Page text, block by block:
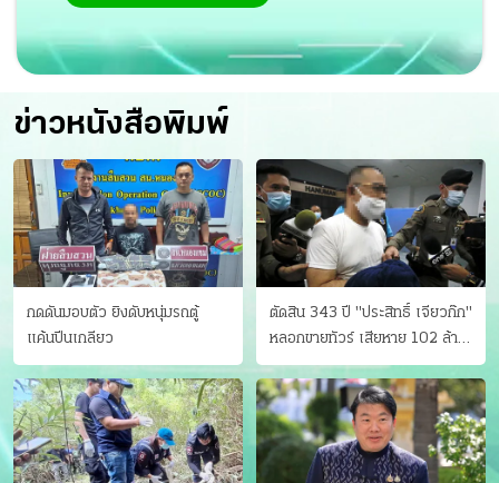
ข่าวหนังสือพิมพ์
กดดันมอบตัว ยิงดับหนุ่มรถตู้
แค้นปีนเกลียว
ตัดสิน 343 ปี "ประสิทธิ์ เจียวก๊ก"
หลอกขายทัวร์ เสียหาย 102 ล้าน
มีเหยื่อ 173 คน